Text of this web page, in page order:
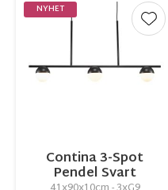
Contina 3-Spot
Pendel Svart
NYHET